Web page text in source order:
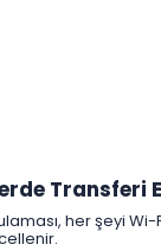
Transferi
her şeyi